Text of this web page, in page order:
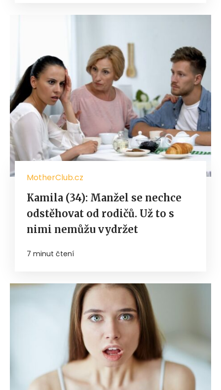
MotherClub.cz
Kamila (34): Manžel se nechce
odstěhovat od rodičů. Už to s
nimi nemůžu vydržet
7 minut čtení